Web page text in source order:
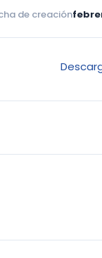
de creación